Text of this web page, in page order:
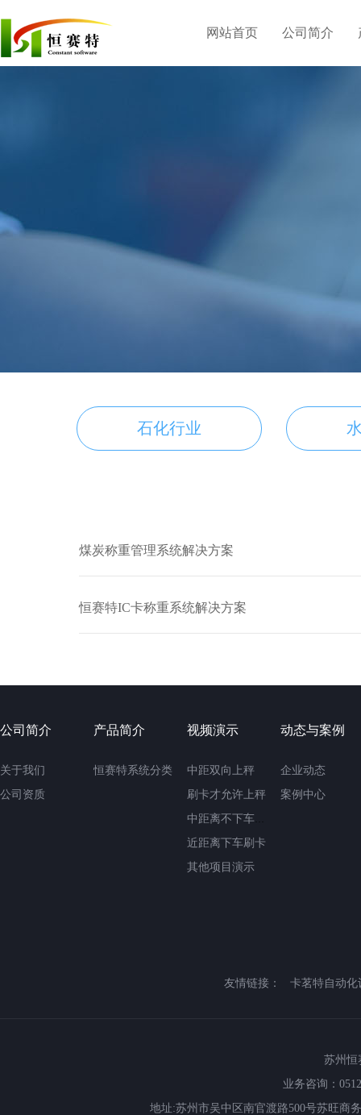
网站首页 公司简介
石化行业
煤炭称重管理系统解决方案
恒赛特IC卡称重系统解决方案
公司简介
关于我们
公司资质
产品简介
恒赛特系统分类
视频演示
中距双向上秤
刷卡才允许上秤
近距离下车刷卡
其他项目演示
动态与案例
企业动态
案例中心
友情链接： 卡茗特自动
苏州
业务咨询：
地址:苏州市吴中区南官渡路500号苏旺商